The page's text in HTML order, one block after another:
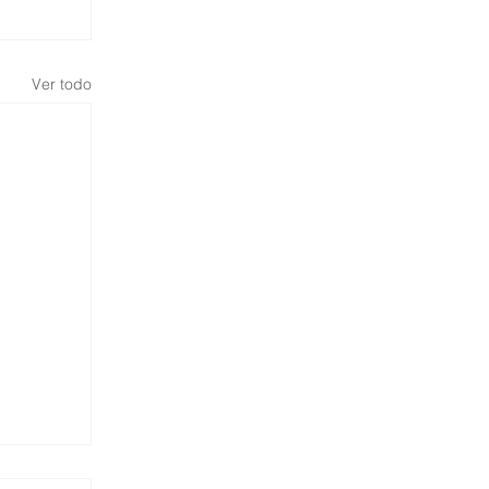
Ver todo